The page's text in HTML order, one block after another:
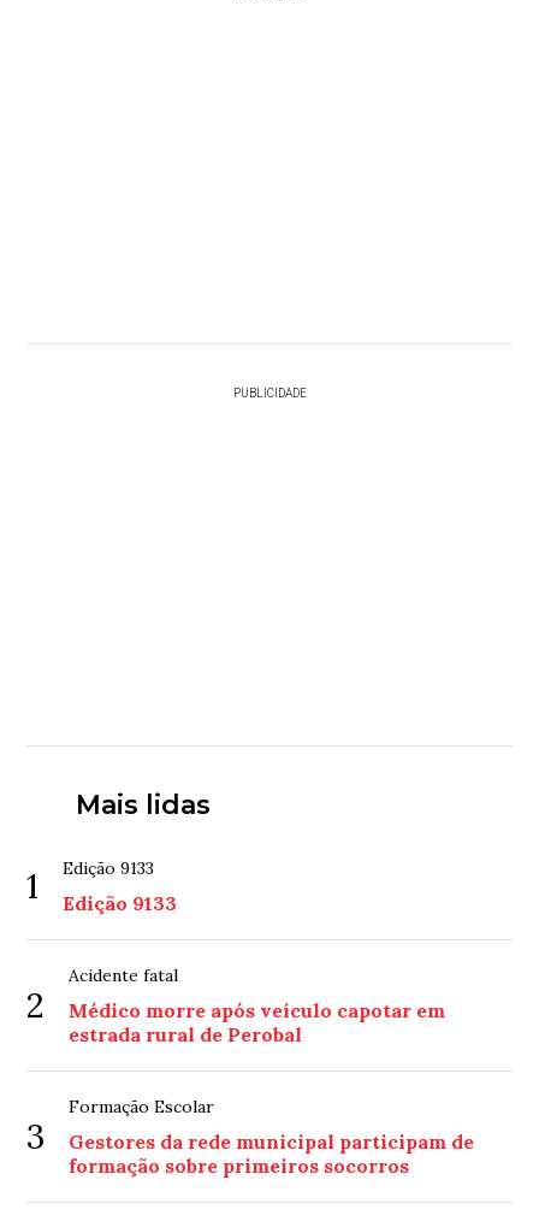
PUBLICIDADE
Mais lidas
1 Edição 9133
Edição 9133
2
Acidente fatal
Médico morre após veículo capotar em
estrada rural de Perobal
3
Formação Escolar
Gestores da rede municipal participam de
formação sobre primeiros socorros